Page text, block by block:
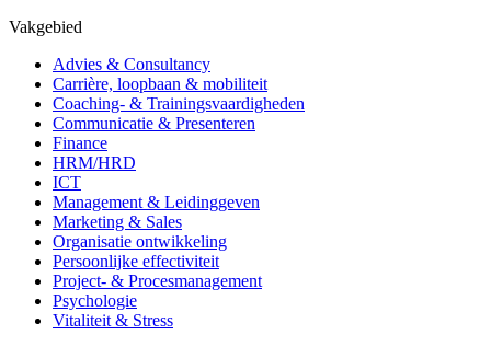
Vakgebied
Advies & Consultancy
Carrière, loopbaan & mobiliteit
Coaching- & Trainingsvaardigheden
Communicatie & Presenteren
Finance
HRM/HRD
ICT
Management & Leidinggeven
Marketing & Sales
Organisatie ontwikkeling
Persoonlijke effectiviteit
Project- & Procesmanagement
Psychologie
Vitaliteit & Stress